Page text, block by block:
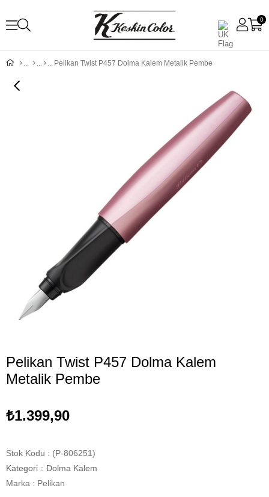
0
Pelikan Twist P457 Dolma Kalem Metalik Pembe
Pelikan Twist P457 Dolma Kalem
Metalik Pembe
₺1.399,90
Stok Kodu
(P-806251)
Kategori : Dolma Kalem
Marka : Pelikan